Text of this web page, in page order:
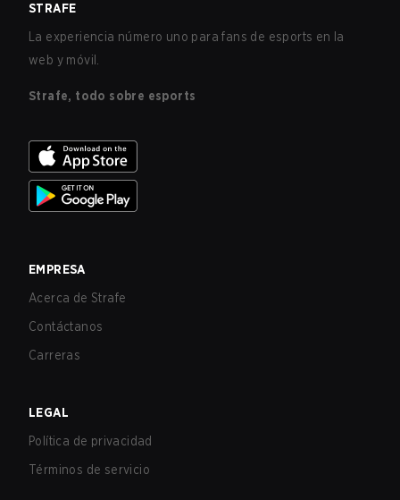
STRAFE
La experiencia número uno para fans de esports en la
web y móvil.
Strafe, todo sobre esports
EMPRESA
Acerca de Strafe
Contáctanos
Carreras
LEGAL
Política de privacidad
Términos de servicio